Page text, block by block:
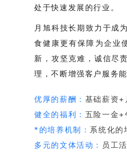
处于快速发展的行业。
月旭科技长期致力于成
食健康更有保障为企业
新，攻坚克难，诚信尽
理，不断增强客户服务
优厚的薪酬： 基础薪资+
健全的福利： 五险一金+
*的培养机制： 系统化的
多元的文体活动： 员工